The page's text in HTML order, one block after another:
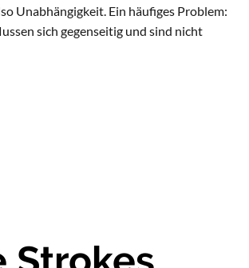
Unabhängigkeit. Ein häufiges Problem:
sich gegenseitig und sind nicht